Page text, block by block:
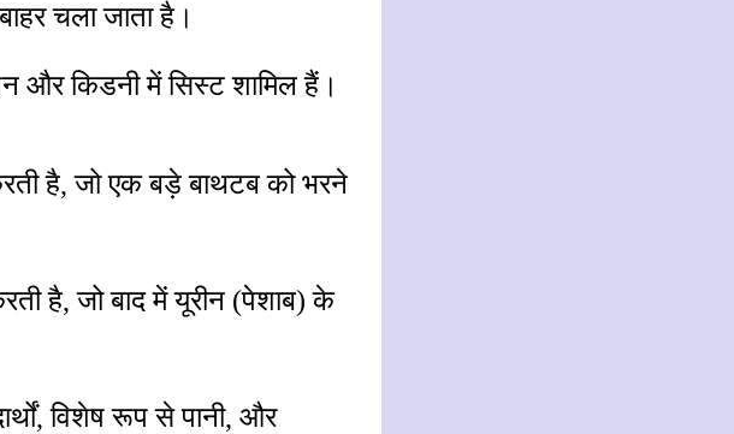
चला जाता है।
और किडनी में सिस्ट शामिल हैं।
है, जो एक बड़े बाथटब को भरने
है, जो बाद में यूरीन (पेशाब) के
विशेष रूप से पानी, और